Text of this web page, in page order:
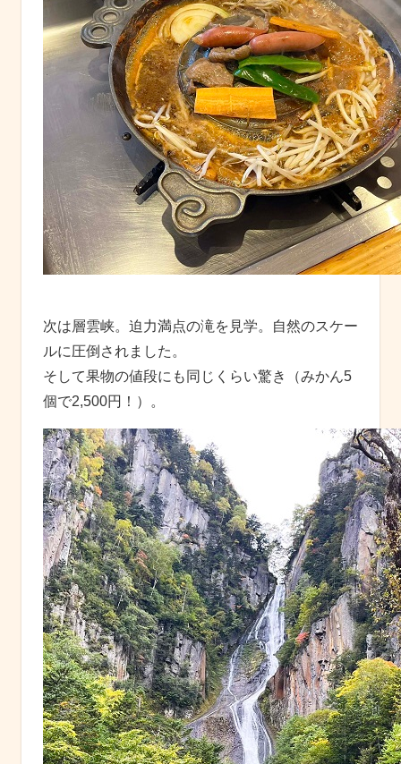
次は層雲峡。迫力満点の滝を見学。自然のスケー
ルに圧倒されました。
そして果物の値段にも同じくらい驚き（みかん5
個で2,500円！）。